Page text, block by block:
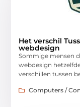
Het verschil
webdesign
Sommige mensen
webdesign
verschillen tussen
Computers /